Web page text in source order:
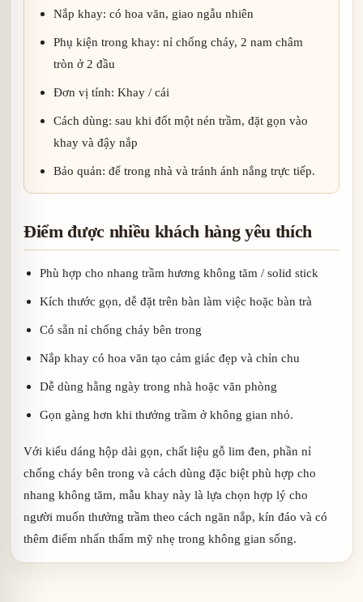
Nắp khay: có hoa văn, giao ngẫu nhiên
Phụ kiện trong khay: nỉ chống cháy, 2 nam châm
tròn ở 2 đầu
Đơn vị tính: Khay / cái
Cách dùng: sau khi đốt một nén trầm, đặt gọn vào
khay và đậy nắp
Bảo quản: để trong nhà và tránh ánh nắng trực tiếp.
Điểm được nhiều khách hàng yêu thích
Phù hợp cho nhang trầm hương không tăm / solid stick
Kích thước gọn, dễ đặt trên bàn làm việc hoặc bàn trà
Có sẵn nỉ chống cháy bên trong
Nắp khay có hoa văn tạo cảm giác đẹp và chỉn chu
Dễ dùng hằng ngày trong nhà hoặc văn phòng
Gọn gàng hơn khi thưởng trầm ở không gian nhỏ.
Với kiểu dáng hộp dài gọn, chất liệu gỗ lim đen, phần nỉ
chống cháy bên trong và cách dùng đặc biệt phù hợp cho
nhang không tăm, mẫu khay này là lựa chọn hợp lý cho
người muốn thưởng trầm theo cách ngăn nắp, kín đáo và có
thêm điểm nhấn thẩm mỹ nhẹ trong không gian sống.